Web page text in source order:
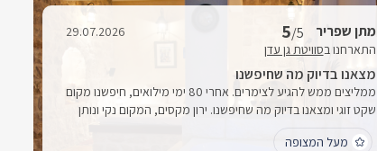
מתן שפריר 5/5
התארחנו בסוויטת גן עדן
29.07.2026
מצאנו בדיוק מה שחיפשנו
ממליצים ממש להגיע לצימרים. אחרי 80 ימי מילואים, חיפשנו מקום
שקט זוגי ומצאנו בדיוק מה שחיפשנו. ירון מקסים, המקום נקי ונותן
תחושה של חופשה מהרגע הראשון, מעוצב מהמם ומושקע
מעל המצופה